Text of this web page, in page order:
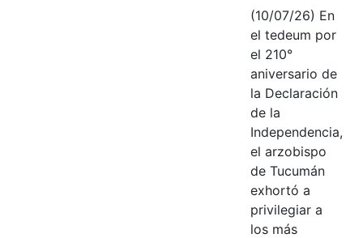
(10/07/26) En
el tedeum por
el 210°
aniversario de
la Declaración
de la
Independencia,
el arzobispo
de Tucumán
exhortó a
privilegiar a
los más